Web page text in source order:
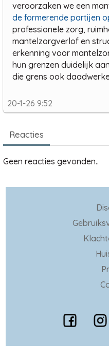
veroorzaken we een
de formerende partijen
professionele zorg,
mantelzorgverlof en
erkenning voor
hun grenzen duidelijk
die grens ook
20-1-26 9:52
Reacties
Geen reacties gevonden..